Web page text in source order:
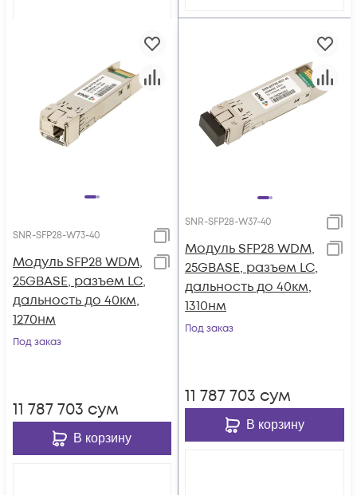
SNR-SFP28-W73-40
Модуль SFP28 WDM,
25GBASE, разъем LC,
дальность до 40км,
1270нм
Под заказ
11 787 703 сум
В корзину
SNR-SFP28-W37-40
Модуль SFP28 WDM,
25GBASE, разъем LC,
дальность до 40км,
1310нм
Под заказ
11 787 703 сум
В корзину